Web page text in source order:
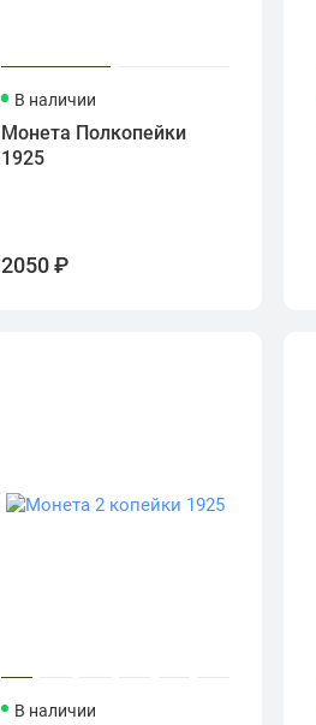
В наличии
Монета Полкопейки
1925
2050 ₽
В наличии